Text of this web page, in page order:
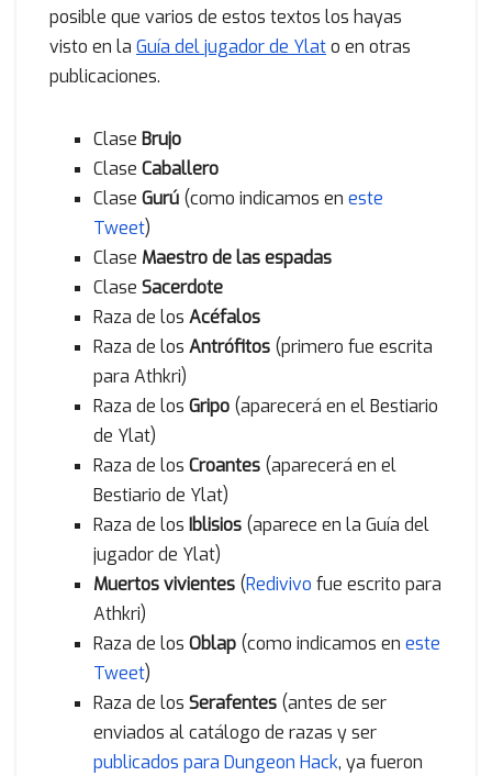
posible que varios de estos textos los hayas
visto en la Guía del jugador de Ylato en otras
publicaciones.
Clase Brujo
Clase Caballero
Clase Gurú (como indicamos en este
Tweet)
Clase Maestro de las espadas
Clase Sacerdote
Raza de los Acéfalos
Raza de los Antrófitos (primero fue escrita
para Athkri)
Raza de los Gripo (aparecerá en el Bestiario
de Ylat)
Raza de los Croantes (aparecerá en el
Bestiario de Ylat)
Raza de los Iblisios (aparece en la Guía del
jugador de Ylat)
Muertos vivientes (Redivivo fue escrito para
Athkri)
Raza de los Oblap (como indicamos en este
Tweet)
Raza de los Serafentes (antes de ser
enviados al catálogo de razas y ser
publicados para Dungeon Hack, ya fueron